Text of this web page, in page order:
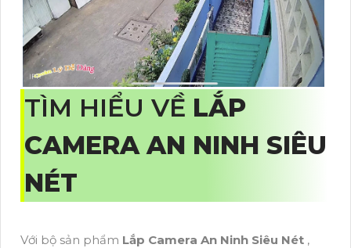
TÌM HIỂU VỀ LẮP
CAMERA AN NINH SIÊU
NÉT
Với bộ sản phẩm Lắp Camera An Ninh Siêu Nét ,